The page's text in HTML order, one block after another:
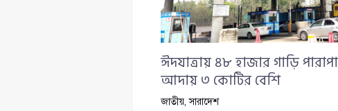
ঈদযাত্রায় ৪৮ হাজার গাড়ি
আদায় ৩ কোটির বেশি
জাতীয়,সারাদেশ